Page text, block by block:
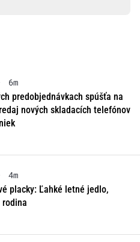
6m
predobjednávkach spúšťa na
nových skladacích telefónov
4m
placky: Ľahké letné jedlo,